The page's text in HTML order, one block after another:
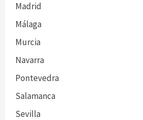
Madrid
Málaga
Murcia
Navarra
Pontevedra
Salamanca
Sevilla